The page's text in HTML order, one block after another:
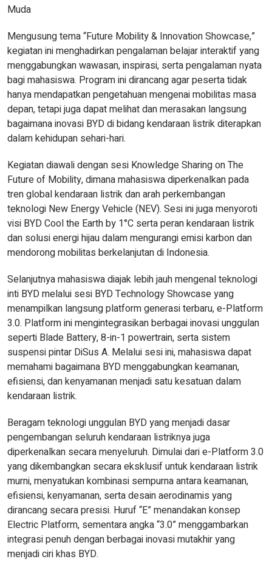
Muda
Mengusung tema “Future Mobility & Innovation Showcase,”
kegiatan ini menghadirkan pengalaman belajar interaktif yang
menggabungkan wawasan, inspirasi, serta pengalaman nyata
bagi mahasiswa. Program ini dirancang agar peserta tidak
hanya mendapatkan pengetahuan mengenai mobilitas masa
depan, tetapi juga dapat melihat dan merasakan langsung
bagaimana inovasi BYD di bidang kendaraan listrik diterapkan
dalam kehidupan sehari-hari.
Kegiatan diawali dengan sesi Knowledge Sharing on The
Future of Mobility, dimana mahasiswa diperkenalkan pada
tren global kendaraan listrik dan arah perkembangan
teknologi New Energy Vehicle (NEV). Sesi ini juga menyoroti
visi BYD Cool the Earth by 1°C serta peran kendaraan listrik
dan solusi energi hijau dalam mengurangi emisi karbon dan
mendorong mobilitas berkelanjutan di Indonesia.
Selanjutnya mahasiswa diajak lebih jauh mengenal teknologi
inti BYD melalui sesi BYD Technology Showcase yang
menampilkan langsung platform generasi terbaru, e-Platform
3.0. Platform ini mengintegrasikan berbagai inovasi unggulan
seperti Blade Battery, 8-in-1 powertrain, serta sistem
suspensi pintar DiSus A. Melalui sesi ini, mahasiswa dapat
memahami bagaimana BYD menggabungkan keamanan,
efisiensi, dan kenyamanan menjadi satu kesatuan dalam
kendaraan listrik.
Beragam teknologi unggulan BYD yang menjadi dasar
pengembangan seluruh kendaraan listriknya juga
diperkenalkan secara menyeluruh. Dimulai dari e-Platform 3.0
yang dikembangkan secara eksklusif untuk kendaraan listrik
murni, menyatukan kombinasi sempurna antara keamanan,
efisiensi, kenyamanan, serta desain aerodinamis yang
dirancang secara presisi. Huruf “E” menandakan konsep
Electric Platform, sementara angka “3.0” menggambarkan
integrasi penuh dengan berbagai inovasi mutakhir yang
menjadi ciri khas BYD.